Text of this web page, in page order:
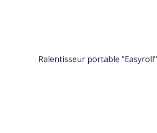
Ralentisseur portable "Easyroll"